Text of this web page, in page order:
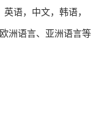
英语，中文，韩语，
欧洲语言、亚洲语言等